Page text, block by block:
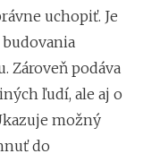
uchopiť. Je
Zároveň podáva
ľudí, ale aj o
možný
do